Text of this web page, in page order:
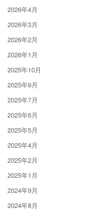
2026年4月
2026年3月
2026年2月
2026年1月
2025年10月
2025年9月
2025年7月
2025年6月
2025年5月
2025年4月
2025年2月
2025年1月
2024年9月
2024年8月